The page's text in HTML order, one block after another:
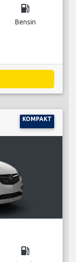
local_gas_station
Bensin
KOMPAKT
local_gas_station